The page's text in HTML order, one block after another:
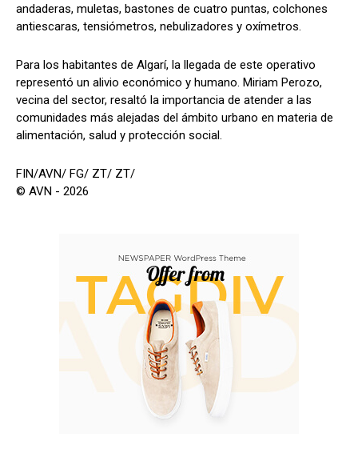
andaderas, muletas, bastones de cuatro puntas, colchones
antiescaras, tensiómetros, nebulizadores y oxímetros.
Para los habitantes de Algarí, la llegada de este operativo
representó un alivio económico y humano. Miriam Perozo,
vecina del sector, resaltó la importancia de atender a las
comunidades más alejadas del ámbito urbano en materia de
alimentación, salud y protección social.
FIN/AVN/ FG/ ZT/ ZT/
© AVN - 2026